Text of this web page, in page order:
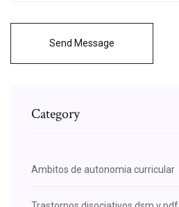
Send Message
Category
Ambitos de autonomia curricular